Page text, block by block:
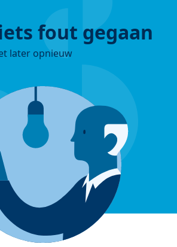
fout gegaan
later opnieuw